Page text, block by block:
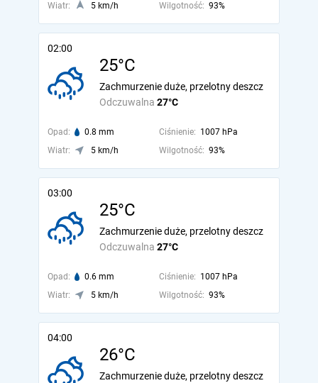
Wiatr:
5 km/h Wilgotność: 93%
02:00
25°C
Odczuwalna 27°C
Zachmurzenie duże, przelotny deszcz
Opad: 0.8 mm Ciśnienie: 1007 hPa
Wiatr:
5 km/h Wilgotność: 93%
03:00
25°C
Odczuwalna 27°C
Zachmurzenie duże, przelotny deszcz
Opad: 0.6 mm Ciśnienie: 1007 hPa
Wiatr:
5 km/h Wilgotność: 93%
04:00
26°C
Zachmurzenie duże, przelotny deszcz